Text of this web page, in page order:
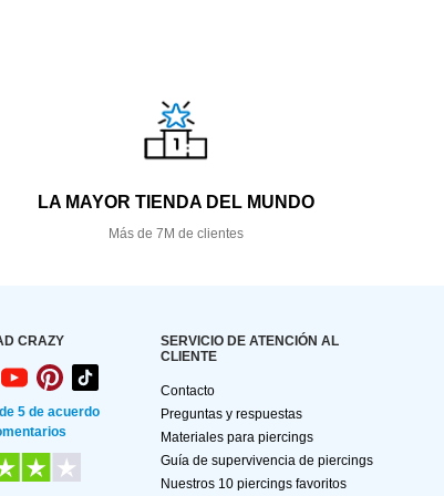
LA MAYOR TIENDA DEL MUNDO
Más de 7M de clientes
CRAZY
5 de acuerdo
SERVICIO DE ATENCIÓN AL
CLIENTE
Contacto
Preguntas y respuestas
Materiales para piercings
Guía de supervivencia de piercings
Nuestros 10 piercings favoritos